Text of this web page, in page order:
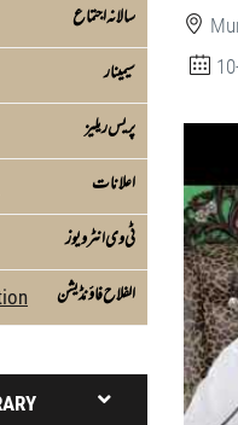
سالانہ اجتماع
سیمینار
پریس ریلیز
اعلانات
ٹی وی انٹرویوز
الفلاح فاؤنڈیشن